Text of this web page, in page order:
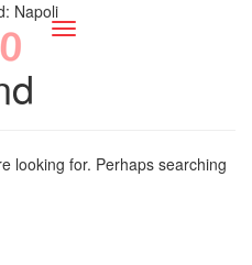
Toggle
Napoli
looking for. Perhaps searching